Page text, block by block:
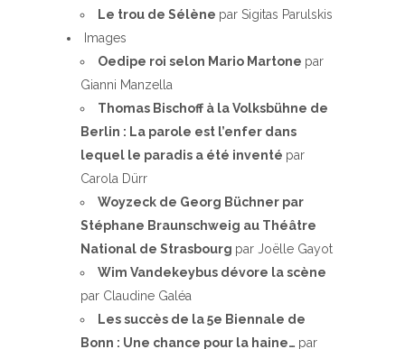
Le trou de Sélène par Sigitas Parulskis
Images
Oedipe roi selon Mario Martone par
Gianni Manzella
Thomas Bischoff à la Volksbühne de
Berlin : La parole est l’enfer dans
lequel le paradis a été inventé par
Carola Dürr
Woyzeck de Georg Büchner par
Stéphane Braunschweig au Théâtre
National de Strasbourg par Joëlle Gayot
Wim Vandekeybus dévore la scène
par Claudine Galéa
Les succès de la 5e Biennale de
Bonn : Une chance pour la haine… par